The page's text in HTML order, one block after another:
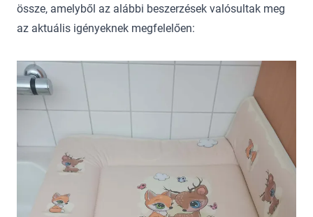
össze, amelyből az alábbi beszerzések valósultak meg
az aktuális igényeknek megfelelően: